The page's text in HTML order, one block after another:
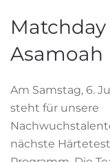
Asamoah
Am Samstag, 6.
steht für unsere
nächste